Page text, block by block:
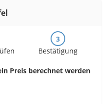
3
Bestätigung
Preis berechnet werden